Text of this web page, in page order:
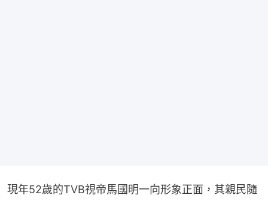
現年52歲的TVB視帝馬國明一向形象正面，其親民隨